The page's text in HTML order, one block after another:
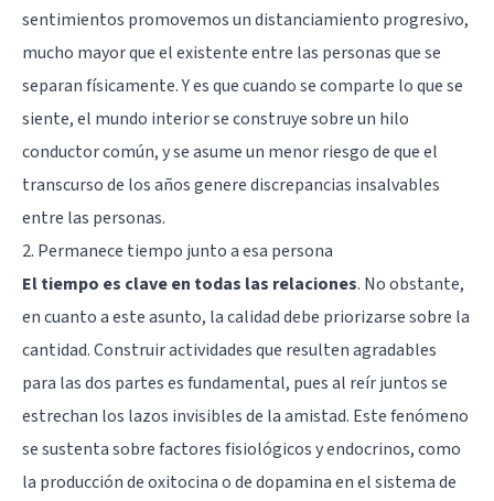
sentimientos promovemos un distanciamiento progresivo,
mucho mayor que el existente entre las personas que se
separan físicamente. Y es que cuando se comparte lo que se
siente, el mundo interior se construye sobre un hilo
conductor común, y se asume un menor riesgo de que el
transcurso de los años genere discrepancias insalvables
entre las personas.
2. Permanece tiempo junto a esa persona
El tiempo es clave en todas las relaciones. No obstante,
en cuanto a este asunto, la calidad debe priorizarse sobre la
cantidad. Construir actividades que resulten agradables
para las dos partes es fundamental, pues al reír juntos se
estrechan los lazos invisibles de la amistad. Este fenómeno
se sustenta sobre factores fisiológicos y endocrinos, como
la producción deoxitocinao dedopaminaen el sistema de